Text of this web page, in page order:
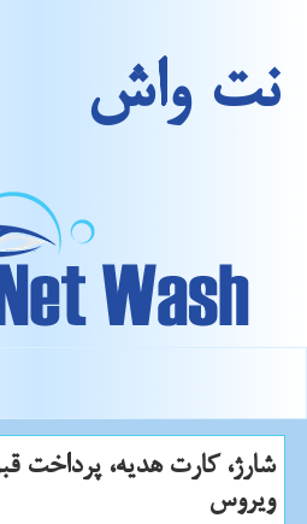
نت واش
شارژ، كارت هدیه، پرداخت
ویروس